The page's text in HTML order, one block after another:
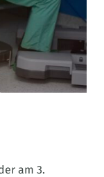
am 3.